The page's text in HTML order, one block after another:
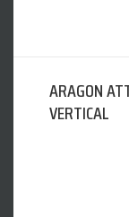
ARAGON
VERTICAL